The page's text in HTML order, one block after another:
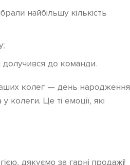
найбільшу кількість
долучився до команди.
колег — день народження
Це ті емоції, які
дякуємо за гарні продажі!